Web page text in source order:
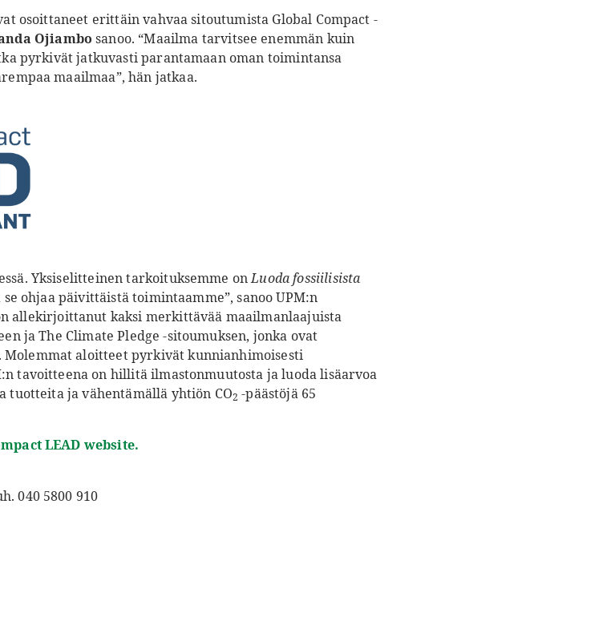
osoittaneet erittäin vahvaa sitoutumista Global Compact -
Ojiambo sanoo. “Maailma tarvitsee enemmän kuin
pyrkivät jatkuvasti parantamaan oman toimintansa
maailmaa”, hän jatkaa.
Yksiselitteinen tarkoituksemme onLuodafossiilisista
se ohjaa päivittäistä toimintaamme”, sanoo UPM:n
allekirjoittanut kaksi merkittävää maailmanlaajuista
ja The Climate Pledge -sitoumuksen, jonka ovat
Molemmat aloitteet pyrkivät kunnianhimoisesti
tavoitteena on hillitä ilmastonmuutosta ja luoda lisäarvoa
tuotteita ja vähentämällä yhtiön CO2 -päästöjä 65
LEAD website.
040 5800 910